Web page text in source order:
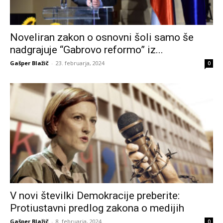
Noveliran zakon o osnovni šoli samo še
nadgrajuje “Gabrovo reformo” iz...
Gašper Blažič - 23. februarja, 2024 0
V novi številki Demokracije preberite:
Protiustavni predlog zakona o medijih
Gašper Blažič - 8. februarja, 2024